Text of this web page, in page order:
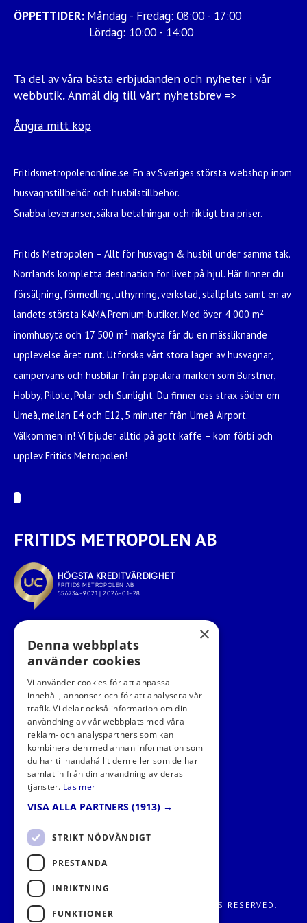
ÖPPETTIDER: Måndag - Fredag: 08:00 - 17:00
Lördag: 10:00 - 14:00
Ta del av våra bästa erbjudanden och nyheter i vår
webbutik.Anmäl dig till vårt nyhetsbrev =>
Ångra mitt köp
Fritidsmetropolenonline.se. En av Sveriges största webshop inom
husvagnstillbehör och husbilstillbehör.
Snabba leveranser, säkra betalningar och riktigt bra priser.
Fritids Metropolen – Allt för husvagn & husbil under samma tak.
Norrlands kompletta destination för livet på hjul. Här finner du
försäljning, förmedling, uthyrning, verkstad, ställplats samt en av
landets största KAMA Premium-butiker. Med över 4 000 m²
inomhusyta och 17 500 m² markyta får du en mässliknande
upplevelse året runt. Utforska vårt stora lager av husvagnar,
campervans och husbilar från populära märken som Bürstner,
Hobby, Pilote, Polar och Sunlight. Du finner oss strax söder om
Umeå, mellan E4 och E12, 5 minuter från Umeå Airport.
Välkommen in! Vi bjuder alltid på gott kaffe – kom förbi och
upplev Fritids Metropolen!
FRITIDS METROPOLEN AB
FÖLJ OSS I SOCIALA MEDIER
FRITIDS METROPOLEN AB 2026. ALL RIGHTS RESERVED.
×
Denna webbplats
använder cookies
Vi använder cookies för att anpassa
innehåll, annonser och för att analysera vår
trafik. Vi delar också information om din
användning av vår webbplats med våra
reklam- och analyspartners som kan
kombinera den med annan information som
du har tillhandahållit dem eller som de har
samlat in från din användning av deras
tjänster. Läs mer
VISA ALLA PARTNERS (1913) →
STRIKT NÖDVÄNDIGT
PRESTANDA
INRIKTNING
FUNKTIONER